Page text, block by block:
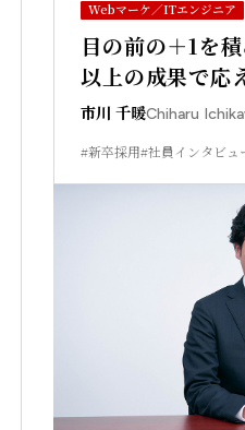
スペシャリスト（専門職）
©2025 Open House Group
Webマーケ／ITエンジニア
目の前の＋1を
以上の成果で応
市川 千暖Chiharu
#新卒採用#社員インタビュ